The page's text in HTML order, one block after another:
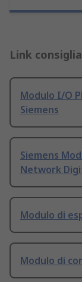
Link
Modulo I/O
Siemens
Siemens
Network
Modulo di
Modulo di